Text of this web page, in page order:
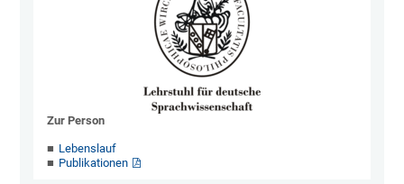
Zur Person
Lebenslauf
Publikationen